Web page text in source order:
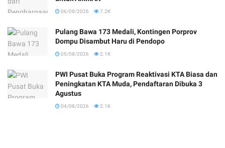
06/08/2026 7.2K
Pulang Bawa 173 Medali, Kontingen Porprov
Dompu Disambut Haru di Pendopo
05/08/2026 2.1K
PWI Pusat Buka Program Reaktivasi KTA Biasa dan
Peningkatan KTA Muda, Pendaftaran Dibuka 3
Agustus
04/08/2026 2.1K